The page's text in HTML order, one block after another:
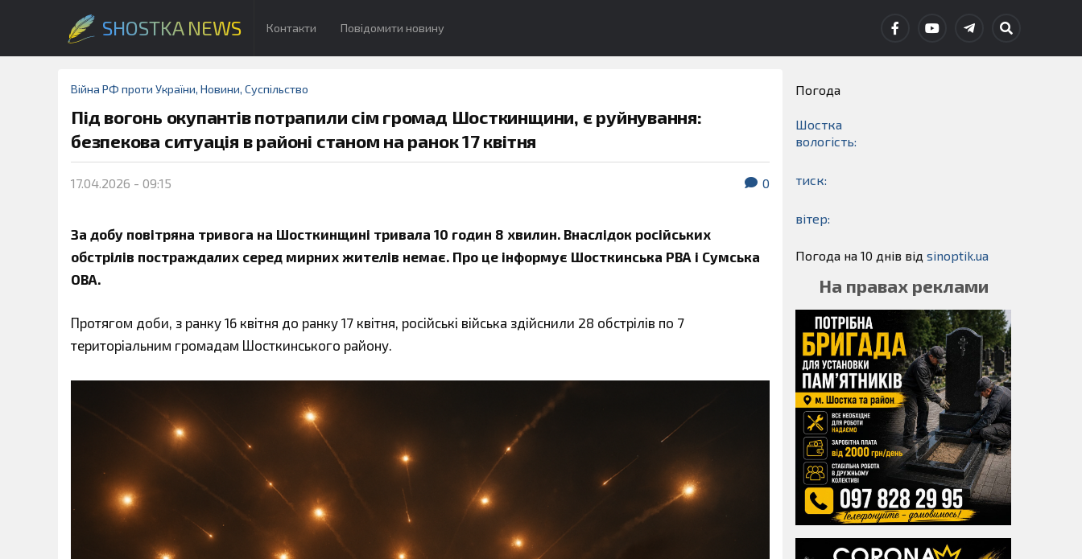
SHOSTKA NEWS Контакти Повідомити новину
Війна РФ проти України, Новини, Суспільство
Під вогонь окупантів потрапили сім громад Шосткинщини, є руйнування:
безпекова ситуація в районі станом на ранок 17 квітня
17.04.2026 - 09:15 0
За добу повітряна тривога на Шосткинщині тривала 10 годин 8 хвилин. Внаслідок російських
обстрілів постраждалих серед мирних жителів немає. Про це інформує Шосткинська РВА і Сумська
ОВА.
Протягом доби, з ранку 16 квітня до ранку 17 квітня, російські війська здійснили 28 обстрілів по 7
територіальним громадам Шосткинського району.
Погода
Шостка
вологість:
тиск:
вітер:
Погода на 10 днів від sinoptik.ua
На правах реклами